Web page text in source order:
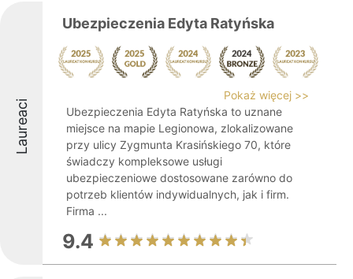
Laureaci
Ubezpieczenia Edyta Ratyńska
Pokaż więcej >>
Ubezpieczenia Edyta Ratyńska to uznane
miejsce na mapie Legionowa, zlokalizowane
przy ulicy Zygmunta Krasińskiego 70, które
świadczy kompleksowe usługi
ubezpieczeniowe dostosowane zarówno do
potrzeb klientów indywidualnych, jak i firm.
Firma ...
9.4